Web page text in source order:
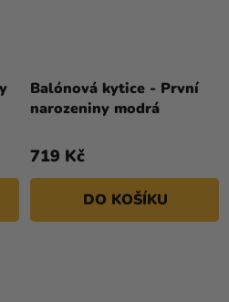
Balónová kytice - První
narozeniny modrá
719 Kč
DO KOŠÍKU